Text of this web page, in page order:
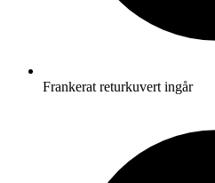
Frankerat returkuvert ingår